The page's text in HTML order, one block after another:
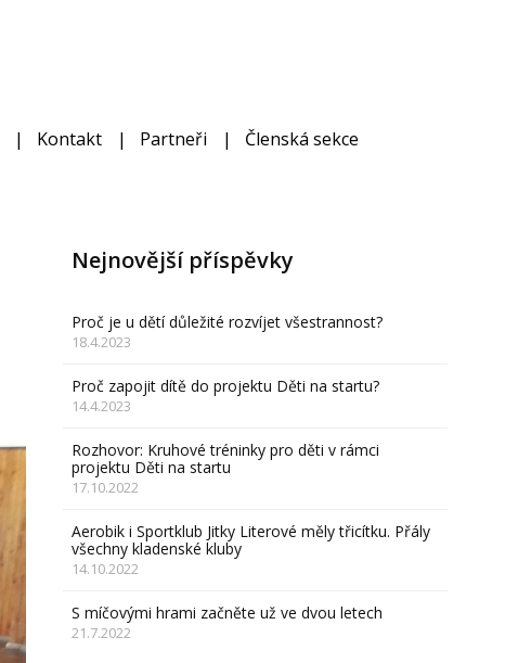
Kontakt Partneři Členská sekce
Nejnovější příspěvky
Proč je u dětí důležité rozvíjet všestrannost?
18.4.2023
Proč zapojit dítě do projektu Děti na startu?
14.4.2023
Rozhovor: Kruhové tréninky pro děti v rámci
projektu Děti na startu
17.10.2022
Aerobik i Sportklub Jitky Literové měly třicítku. Přály
všechny kladenské kluby
14.10.2022
S míčovými hrami začněte už ve dvou letech
21.7.2022